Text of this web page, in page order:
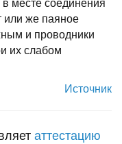
в месте соединения
или же паяное
и пpоводники
их слабом
Источник
аттестацию